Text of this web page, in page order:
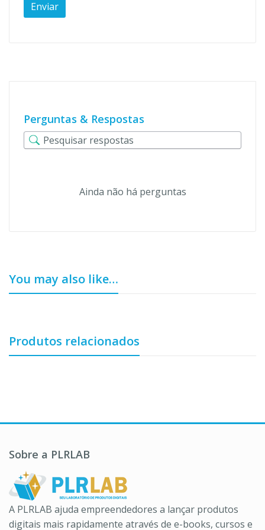
Perguntas & Respostas
Ainda não há perguntas
You may also like…
Produtos relacionados
Sobre a PLRLAB
A PLRLAB ajuda empreendedores a lançar produtos
digitais mais rapidamente através de e-books, cursos e